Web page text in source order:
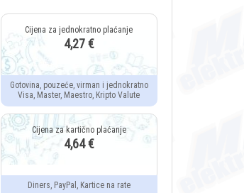
4,27 €
Gotovina, pouzeće, virman i jednokratno
Visa, Master, Maestro, Kripto Valute
4,64 €
Diners, PayPal, Kartice na rate